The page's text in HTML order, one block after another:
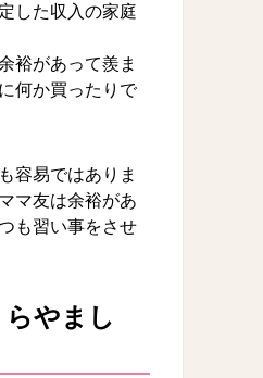
した収入の家庭
裕があって羨ま
何か買ったりで
容易ではありま
マ友は余裕があ
も習い事をさせ
やまし